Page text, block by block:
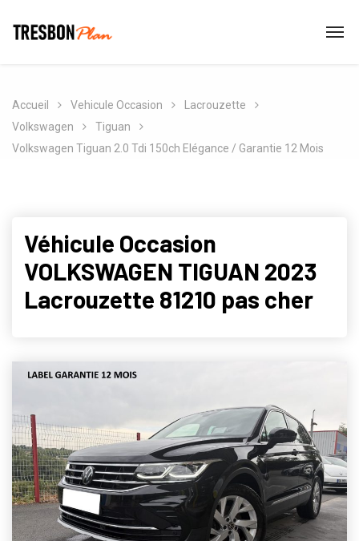
Accueil Vehicule Occasion
Lacrouzette
Volkswagen
Tiguan
Volkswagen Tiguan 2.0 Tdi 150ch Elégance / Garantie 12 Mois
Véhicule Occasion
VOLKSWAGEN TIGUAN 2023
Lacrouzette 81210 pas cher